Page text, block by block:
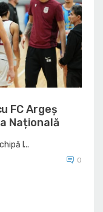
FC Argeș
Națională
l...
0